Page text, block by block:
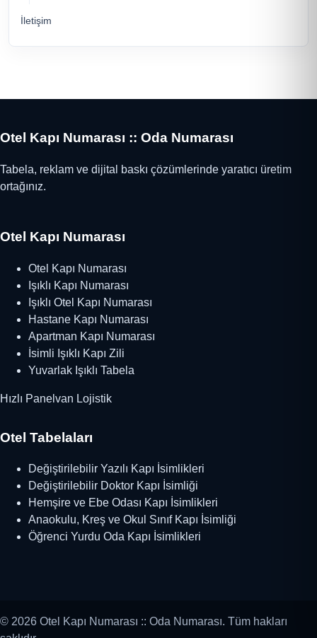
İletişim
Otel Kapı Numarası :: Oda Numarası
Tabela, reklam ve dijital baskı çözümlerinde yaratıcı üretim
ortağınız.
Otel Kapı Numarası
Otel Kapı Numarası
Işıklı Kapı Numarası
Işıklı Otel Kapı Numarası
Hastane Kapı Numarası
Apartman Kapı Numarası
İsimli Işıklı Kapı Zili
Yuvarlak Işıklı Tabela
Hızlı Panelvan Lojistik
Otel Tabelaları
Değiştirilebilir Yazılı Kapı İsimlikleri
Değiştirilebilir Doktor Kapı İsimliği
Hemşire ve Ebe Odası Kapı İsimlikleri
Anaokulu, Kreş ve Okul Sınıf Kapı İsimliği
Öğrenci Yurdu Oda Kapı İsimlikleri
© 2026 Otel Kapı Numarası :: Oda Numarası. Tüm hakları